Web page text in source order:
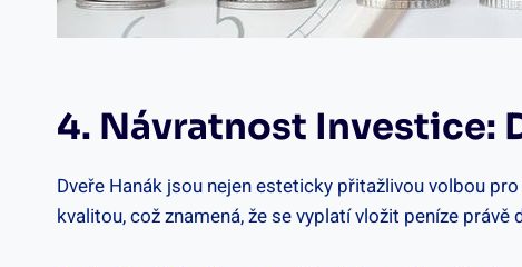
4. Návratnost Investice:
Dveře Hanák jsou nejen esteticky přitažlivou volbou
kvalitou, což znamená, že se vyplatí vložit peníze právě